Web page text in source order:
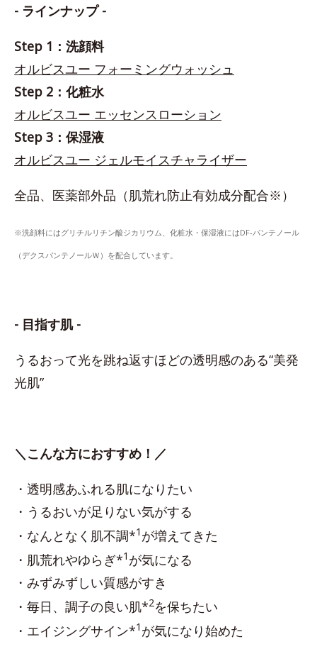
- ラインナップ -
Step 1：洗顔料
オルビスユー フォーミングウォッシュ
Step 2：化粧水
オルビスユー エッセンスローション
Step 3：保湿液
オルビスユー ジェルモイスチャライザー
全品、医薬部外品（肌荒れ防止有効成分配合※）
※洗顔料にはグリチルリチン酸ジカリウム、化粧水・保湿液にはDF-パンテノール
（デクスパンテノールＷ）を配合しています。
- 目指す肌 -
うるおって光を跳ね返すほどの透明感のある“美発
光肌”
＼こんな方におすすめ！／
・透明感あふれる肌になりたい
・うるおいが足りない気がする
・なんとなく肌不調*1 が増えてきた
・肌荒れやゆらぎ*1 が気になる
・みずみずしい質感がすき
・毎日、調子の良い肌*2を保ちたい
・エイジングサイン*1 が気になり始めた